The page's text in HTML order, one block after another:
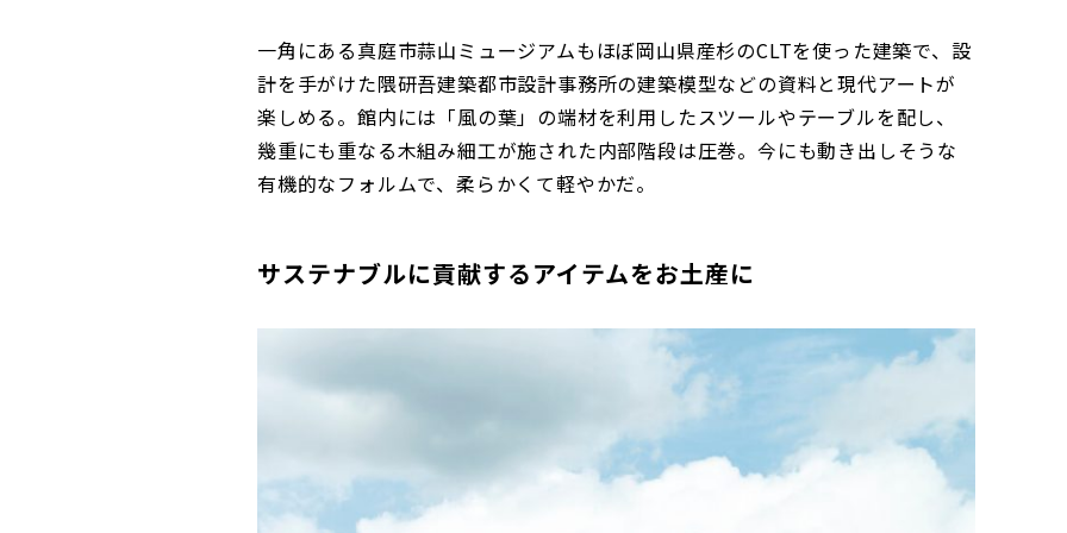
一角にある真庭市蒜山ミュージアムもほぼ岡山県産杉のCLTを使った建築で、設
計を手がけた隈研吾建築都市設計事務所の建築模型などの資料と現代アートが
楽しめる。館内には「風の葉」の端材を利用したスツールやテーブルを配し、
幾重にも重なる木組み細工が施された内部階段は圧巻。今にも動き出しそうな
有機的なフォルムで、柔らかくて軽やかだ。
サステナブルに貢献するアイテムをお土産に